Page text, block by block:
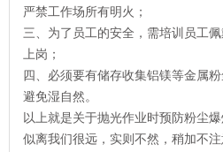
严禁工作场所有明火；
三、为了员工的安全，需培训员工
上岗；
四、必须要有储存收集铝镁等金属
避免湿自然。
以上就是关于抛光作业时预防粉尘
似离我们很远，实则不然，稍加不